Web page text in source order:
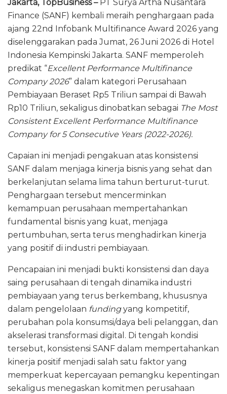
c
e
b
o
o
k
it
te
r
a
ts
A
p
p
e
g
ra
m
re
a
d
s
ai
l
n
t
ai
l
Jakarta, TopBusiness –PT Surya Artha Nusantara
Finance (SANF) kembali meraih penghargaan pada
ajang 22nd Infobank Multifinance Award 2026 yang
diselenggarakan pada Jumat, 26 Juni 2026 di Hotel
Indonesia Kempinski Jakarta. SANF memperoleh
predikat “Excellent Performance Multifinance
Company 2026” dalam kategori Perusahaan
Pembiayaan Beraset Rp5 Triliun sampai di Bawah
Rp10 Triliun, sekaligus dinobatkan sebagai The Most
Consistent Excellent Performance Multifinance
Company for 5 Consecutive Years (2022-2026).
Capaian ini menjadi pengakuan atas konsistensi
SANF dalam menjaga kinerja bisnis yang sehat dan
berkelanjutan selama lima tahun berturut-turut.
Penghargaan tersebut mencerminkan
kemampuan perusahaan mempertahankan
fundamental bisnis yang kuat, menjaga
pertumbuhan, serta terus menghadirkan kinerja
yang positif di industri pembiayaan.
Pencapaian ini menjadi bukti konsistensi dan daya
saing perusahaan di tengah dinamika industri
pembiayaan yang terus berkembang, khususnya
dalam pengelolaan fundingyang kompetitif,
perubahan pola konsumsi/daya beli pelanggan, dan
akselerasi transformasi digital. Di tengah kondisi
tersebut, konsistensi SANF dalam mempertahankan
kinerja positif menjadi salah satu faktor yang
memperkuat kepercayaan pemangku kepentingan
sekaligus menegaskan komitmen perusahaan